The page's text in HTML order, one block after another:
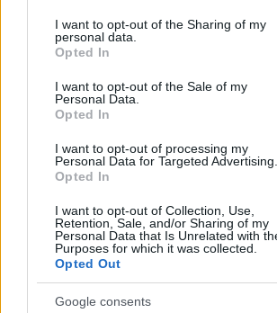
not limited to your visit or usage behaviour.
grant or deny consent to Google and its
use your data for below specified purposes
consent section.
I want to opt-out of the Sharing of my
personal data.
Opted In
I want to opt-out of the Sale of my
Personal Data.
Opted In
I want to opt-out of processing my
Personal Data for Targeted Advertising.
Opted In
I want to opt-out of Collection, Use,
Retention, Sale, and/or Sharing of my
Personal Data that Is Unrelated with
Purposes for which it was collected.
Opted Out
Google consents
για το
ΕΛΑΣ -